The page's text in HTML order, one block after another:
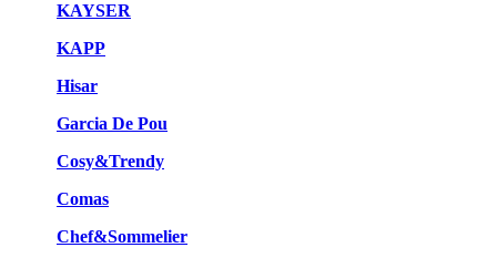
KAYSER
KAPP
Hisar
Garcia De Pou
Cosy&Trendy
Comas
Chef&Sommelier